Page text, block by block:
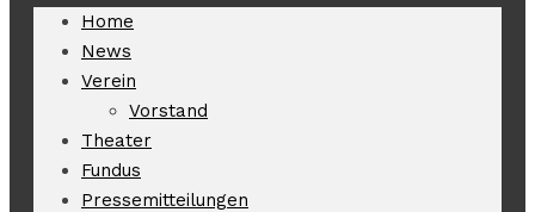
Home
News
Verein
Vorstand
Theater
Fundus
Pressemitteilungen